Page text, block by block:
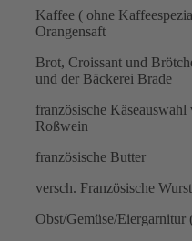
Kaffee ( ohne
Orangensaft
Brot, Croissant und
und der Bäckerei Brade
französische
Roßwein
französische Butter
versch. Französische
Obst/Gemüse/Eiergarnitur